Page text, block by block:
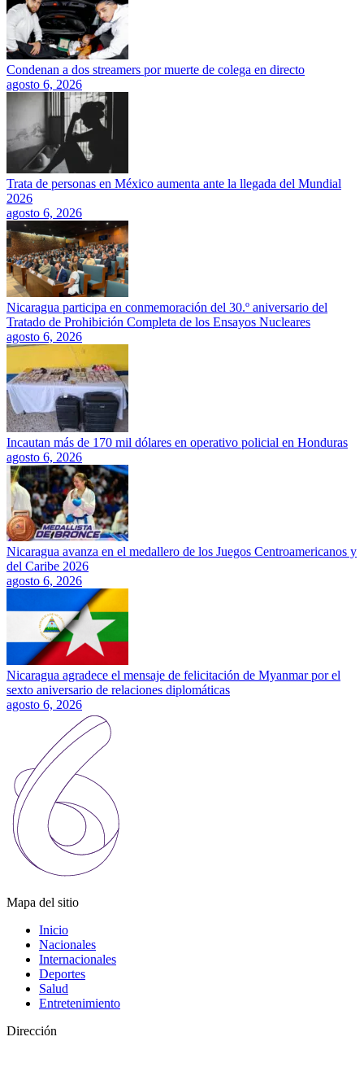
Condenan a dos streamers por muerte de colega en directo
agosto 6, 2026
Trata de personas en México aumenta ante la llegada del Mundial
2026
agosto 6, 2026
Nicaragua participa en conmemoración del 30.º aniversario del
Tratado de Prohibición Completa de los Ensayos Nucleares
agosto 6, 2026
Incautan más de 170 mil dólares en operativo policial en Honduras
agosto 6, 2026
Nicaragua avanza en el medallero de los Juegos Centroamericanos y
del Caribe 2026
agosto 6, 2026
Nicaragua agradece el mensaje de felicitación de Myanmar por el
sexto aniversario de relaciones diplomáticas
agosto 6, 2026
Mapa del sitio
Inicio
Nacionales
Internacionales
Deportes
Salud
Entretenimiento
Dirección